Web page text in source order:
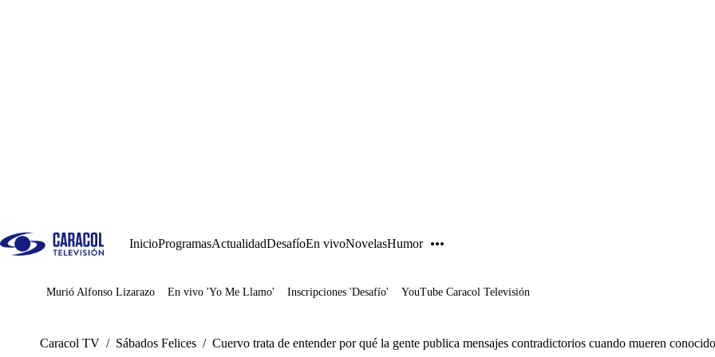
InicioProgramasActualidadDesafíoEn vivoNovelasHumor
Juegos
Murió Alfonso Lizarazo En vivo 'Yo Me Llamo' Inscripciones 'Desafío' YouTube Caracol Televisión
Caracol TV / Sábados Felices / Cuervo trata de entender por qué la gente publica mensajes contradictorios cuando mueren